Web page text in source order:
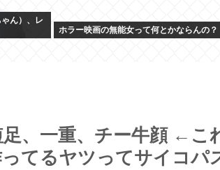
ん）、レ
ホラー映画の無能女って何とかならんの？
、一重、チー牛顔 ←こ
てるヤツってサイコパ